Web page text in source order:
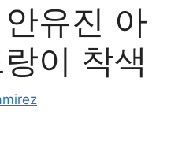
유진 아
이 착색